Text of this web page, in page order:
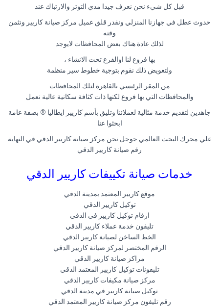
قبل كل شيء نحن نعرف جيدا مدي التوتر والارتباك عند
حدوث عطل في جهازنا المنزلي ونقدر قلق عميل مركز صيانة كاريير ونثمن
وقته
لذلك عادة هناك بعض المحافظات لايوجد
بها فروع لنا اوالفرع تحت الانشاء ،
ولتعويض ذلك نقوم بتوجية خطوط سير منظمة
من المقر الرئيسي بالقاهرة لتلك المحافظات
والمحافظات التي بها فروع لكنها ذات كثافة سكانية عالية نعمل
جاهدين لتقديم خدمة مثالية لعملائنا وتليق بأسم كاريير ايطاليا ® بصفة عامة
ابحثوا عنا
علي محرك البحث العالمي جوجل نحن مركز صيانة كاريير الدقي في النهاية
رقم صيانة كاريير الدقي
خدمات صيانة تكييفات كاريير الدقي
موقع كاريير المعتمد بمدينة الدقي
توكيل كاريير الدقي
ارقام توكيل كاريير في الدقي
تليفون خدمة عملاء كاريير الدقي
الخط الساخن لصيانة كاريير الدقي
الرقم المختصر لمركز صيانة كاريير الدقي
مراكز صيانة كاريير الدقي
تليفونات توكيل كاريير المعتمد الدقي
مركز صيانة مكيفات كاريير الدقي
توكيل صيانة كاريير في مدينة الدقي
رقم تليفون مركز صيانة كاريير المعتمد الدقي